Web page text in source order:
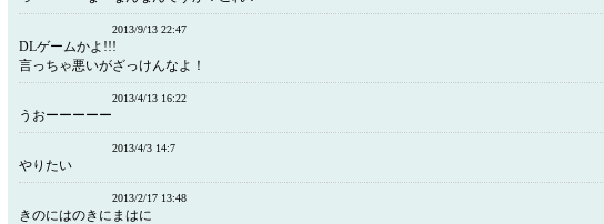
2013/9/13 22:47
DLゲームかよ!!!
言っちゃ悪いがざっけんなよ！
2013/4/13 16:22
うおーーーーー
2013/4/3 14:7
やりたい
2013/2/17 13:48
きのにはのきにまはに